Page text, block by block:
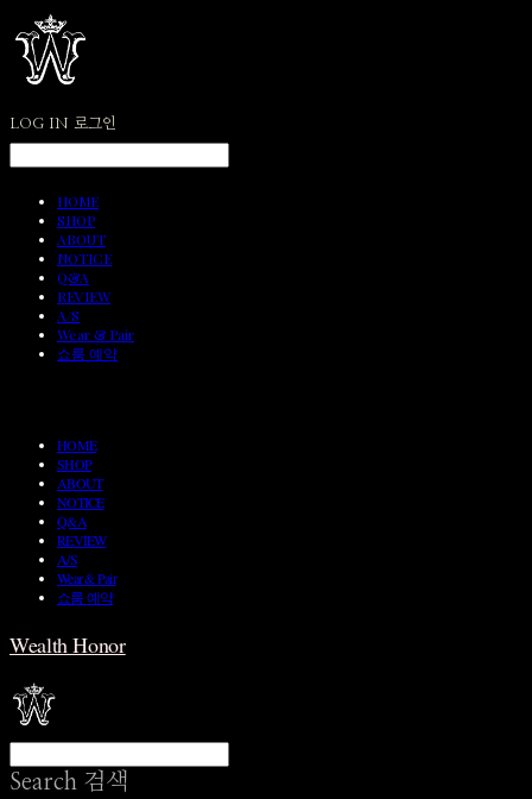
LOG IN 로그인
HOME
SHOP
ABOUT
NOTICE
Q&A
REVIEW
A/S
Wear & Pair
쇼룸 예약
HOME
SHOP
ABOUT
NOTICE
Q&A
REVIEW
A/S
Wear & Pair
쇼룸 예약
Wealth Honor
Search 검색